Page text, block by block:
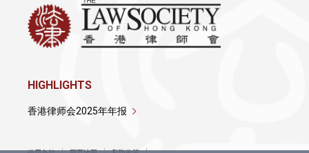
HIGHLIGHTS
香港律师会2025年年报